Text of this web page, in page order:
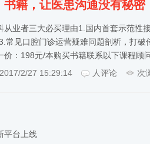
籍，让医患沟通没有秘密
从业者三大必买理由1.国内首套示范性
常见口腔门诊运营疑难问题剖析，打
价：198元/本购买书籍联系以下课程
2017/2/27 15:29:14
人评论 次
平台上线